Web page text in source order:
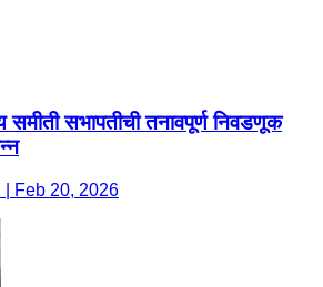
सभापतीची तनावपूर्ण निवडणूक
| Feb 20, 2026